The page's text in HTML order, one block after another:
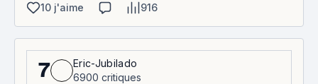
10 j'aime
916
7
Eric-Jubilado
6900 critiques